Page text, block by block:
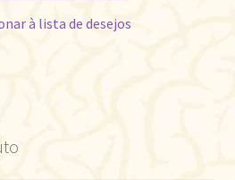
à lista de desejos